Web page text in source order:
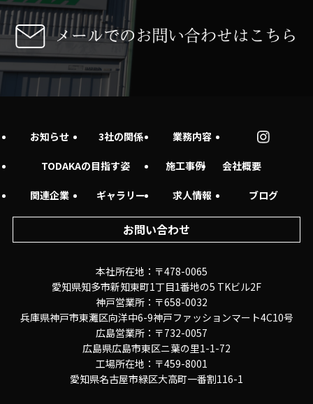
お知らせ 3社の関係 業務内容
TODAKAの目指す姿 施工事例 会社概要
関連企業 ギャラリー 求人情報 ブログ
お問い合わせ
本社所在地：〒478-0065
愛知県知多市新知東町1丁目1番地の5 TKビル2F
神戸営業所：〒658-0032
兵庫県神戸市東灘区向洋中6-9神戸ファッションマート4C10号
広島営業所：〒732-0057
広島県広島市東区ニ葉の里1-1-72
工場所在地：〒459-8001
愛知県名古屋市緑区大高町一番割116-1